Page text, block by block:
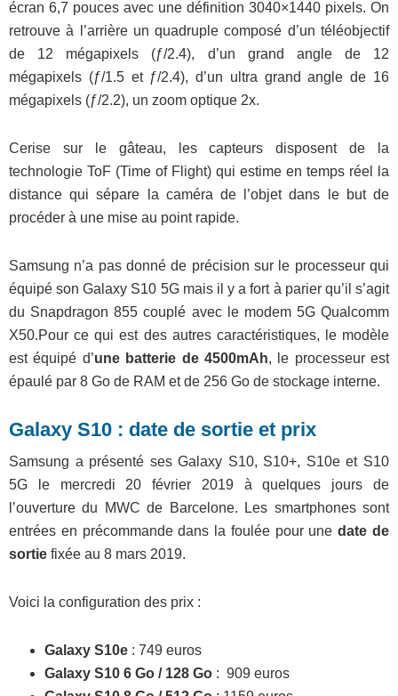
écran 6,7 pouces avec une définition 3040×1440 pixels. On
retrouve à l’arrière un quadruple composé d’un téléobjectif
de 12 mégapixels (ƒ/2.4), d’un grand angle de 12
mégapixels (ƒ/1.5 et ƒ/2.4), d’un ultra grand angle de 16
mégapixels (ƒ/2.2), un zoom optique 2x.
Cerise sur le gâteau, les capteurs disposent de la
technologie ToF (Time of Flight) qui estime en temps réel la
distance qui sépare la caméra de l’objet dans le but de
procéder à une mise au point rapide.
Samsung n’a pas donné de précision sur le processeur qui
équipé son Galaxy S10 5G mais il y a fort à parier qu’il s’agit
du Snapdragon 855 couplé avec le modem 5G Qualcomm
X50.Pour ce qui est des autres caractéristiques, le modèle
est équipé d’une batterie de 4500mAh, le processeur est
épaulé par 8 Go de RAM et de 256 Go de stockage interne.
Galaxy S10 : date de sortie et prix
Samsung a présenté ses Galaxy S10, S10+, S10e et S10
5G le mercredi 20 février 2019 à quelques jours de
l’ouverture du MWC de Barcelone. Les smartphones sont
entrées en précommande dans la foulée pour unedate de
sortie fixée au 8 mars 2019.
Voici la configuration des prix :
Galaxy S10e : 749 euros
Galaxy S10 6 Go / 128 Go : 909 euros